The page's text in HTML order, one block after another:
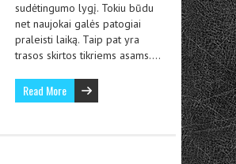
sudėtingumo lygį. Tokiu būdu
net naujokai galės patogiai
praleisti laiką. Taip pat yra
trasos skirtos tikriems asams….
Read More